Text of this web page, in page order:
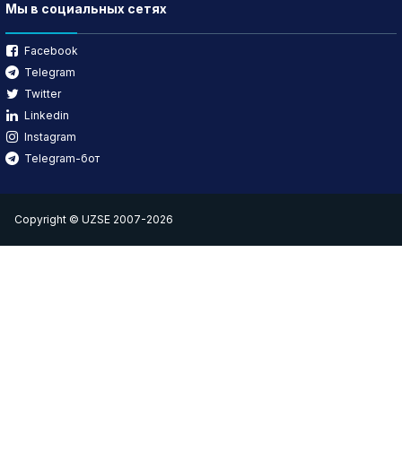
Мы в социальных сетях
Facebook
Telegram
Twitter
Linkedin
Instagram
Telegram-бот
Copyright © UZSE 2007-2026